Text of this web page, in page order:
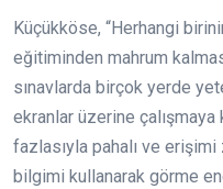
Küçükköse, “Herhangi
eğitiminden mahrum
sınavlarda birçok yerde
ekranlar üzerine
fazlasıyla pahalı ve
bilgimi kullanarak görme